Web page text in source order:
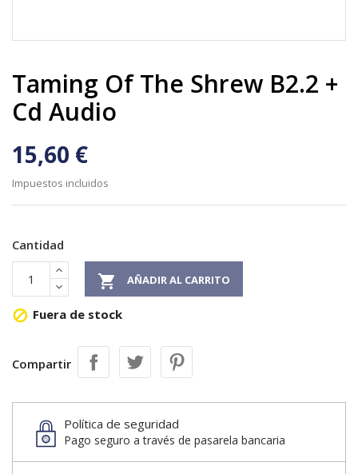
Taming Of The Shrew B2.2 +
Cd Audio
15,60 €
Impuestos incluidos
Cantidad
 AÑADIR AL CARRITO
 Fuera de stock
Compartir
Política de seguridad
Pago seguro a través de pasarela bancaria